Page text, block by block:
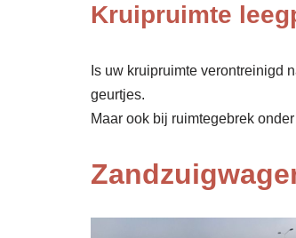
Kruipruimte
Is uw kruipruimte verontreinigd
geurtjes.
Maar ook bij ruimtegebrek